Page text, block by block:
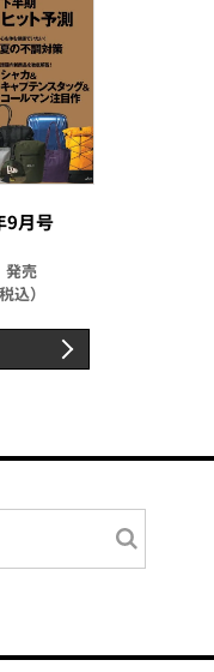
9月号
発売
込）